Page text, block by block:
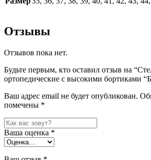
Отзывы
Отзывов пока нет.
Будьте первым, кто оставил отзыв на
ортопедические с высокими бортиками
Ваш адрес email не будет опубликован.
помечены *
Ваша оценка *